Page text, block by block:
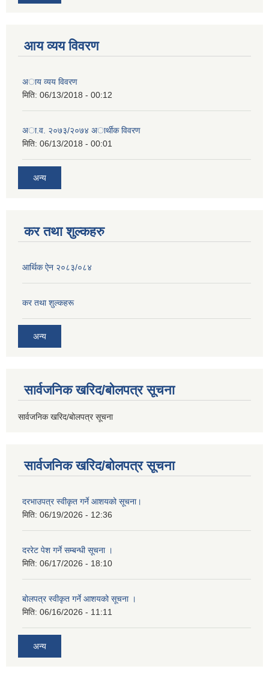
आय व्यय विवरण
अाय व्यय विवरण
मिति: 06/13/2018 - 00:12
अा.व. २०७३/२०७४ अार्थीक विवरण
मिति: 06/13/2018 - 00:01
अन्य
कर तथा शुल्कहरु
आर्थिक ऐन २०८३/०८४
कर तथा शुल्कहरू
अन्य
सार्वजनिक खरिद/बोलपत्र सूचना
सार्वजनिक खरिद/बोलपत्र सूचना
सार्वजनिक खरिद/बोलपत्र सूचना
दरभाउपत्र स्वीकृत गर्ने आशयको सूचना।
मिति: 06/19/2026 - 12:36
दररेट पेश गर्ने सम्बन्धी सूचना ।
मिति: 06/17/2026 - 18:10
बोलपत्र स्वीकृत गर्ने आशयको सूचना ।
मिति: 06/16/2026 - 11:11
अन्य